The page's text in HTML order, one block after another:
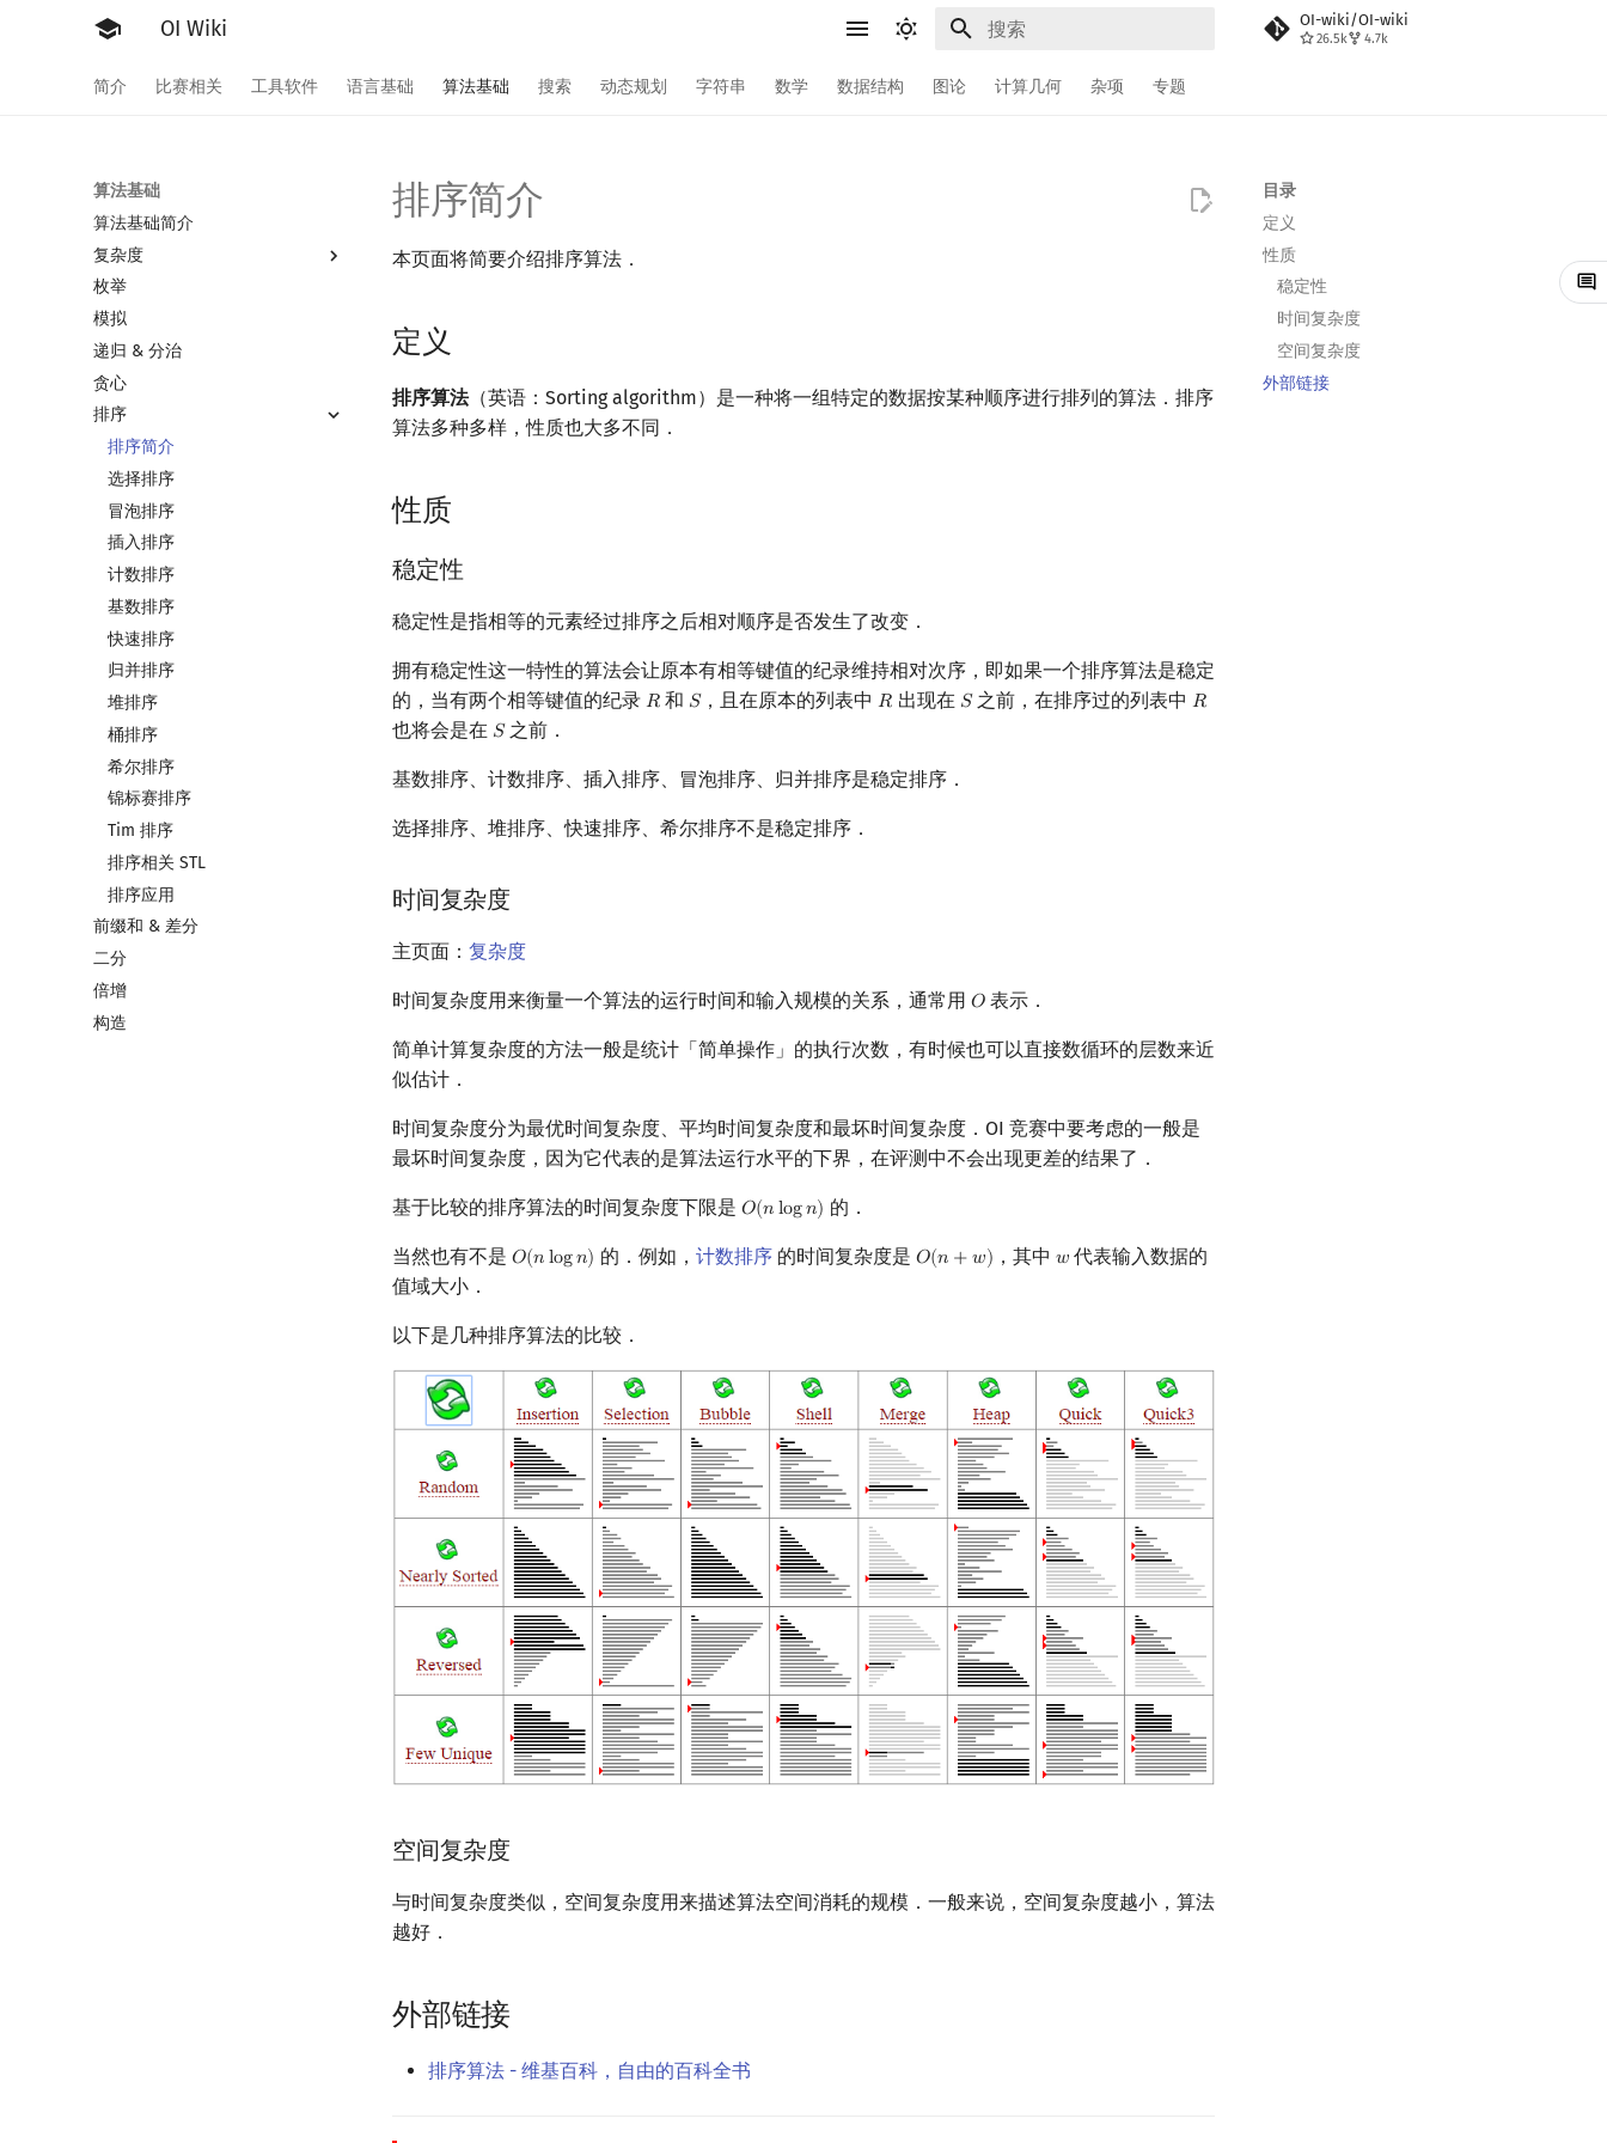
OI Wiki OI-wiki/OI-wiki
26.5k 4.7k
简介 比赛相关 工具软件 语言基础 算法基础 搜索 动态规划 字符串 数学 数据结构 图论 计算几何 杂项 专题
算法基础
算法基础简介
复杂度
复杂度简介
均摊复杂度
枚举
模拟
递归 & 分治
贪心
排序
排序简介
选择排序
冒泡排序
插入排序
计数排序
基数排序
快速排序
归并排序
堆排序
桶排序
希尔排序
锦标赛排序
Tim 排序
排序相关 STL
排序应用
前缀和 & 差分
二分
倍增
构造
目录
定义
性质
稳定性
时间复杂度
空间复杂度
外部链接
排序简介
本页面将简要介绍排序算法．
定义
排序算法（英语：Sorting algorithm）是一种将一组特定的数据按某种顺序进行排列的算法．排序
算法多种多样，性质也大多不同．
性质
稳定性
稳定性是指相等的元素经过排序之后相对顺序是否发生了改变．
拥有稳定性这一特性的算法会让原本有相等键值的纪录维持相对次序，即如果一个排序算法是稳定
的，当有两个相等键值的纪录 𝑅
R 和 𝑆
S，且在原本的列表中𝑅
R 出现在 𝑆
S之前，在排序过的列表中 𝑅
R
也将会是在 𝑆
S之前．
基数排序、计数排序、插入排序、冒泡排序、归并排序是稳定排序．
选择排序、堆排序、快速排序、希尔排序不是稳定排序．
时间复杂度
主页面： 复杂度
时间复杂度用来衡量一个算法的运行时间和输入规模的关系，通常用 𝑂
O 表示．
简单计算复杂度的方法一般是统计「简单操作」的执行次数，有时候也可以直接数循环的层数来近
似估计．
时间复杂度分为最优时间复杂度、平均时间复杂度和最坏时间复杂度．OI 竞赛中要考虑的一般是
最坏时间复杂度，因为它代表的是算法运行水平的下界，在评测中不会出现更差的结果了．
基于比较的排序算法的时间复杂度下限是 𝑂(𝑛log𝑛)
O(nlogn) 的．
当然也有不是 𝑂(𝑛log𝑛)
O(nlogn) 的．例如， 计数排序的时间复杂度是 𝑂(𝑛 +𝑤)
O(n+w ) ，其中 𝑤
w 代表输入数据的
值域大小．
以下是几种排序算法的比较．
空间复杂度
与时间复杂度类似，空间复杂度用来描述算法空间消耗的规模．一般来说，空间复杂度越小，算法
越好．
外部链接
排序算法 - 维基百科，自由的百科全书